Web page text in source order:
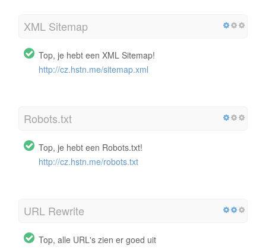
XML Sitemap
Top, je hebt een XML Sitemap!
http://cz.hstn.me/sitemap.xml
Robots.txt
Top, je hebt een Robots.txt!
http://cz.hstn.me/robots.txt
URL Rewrite
Top, alle URL's zien er goed uit